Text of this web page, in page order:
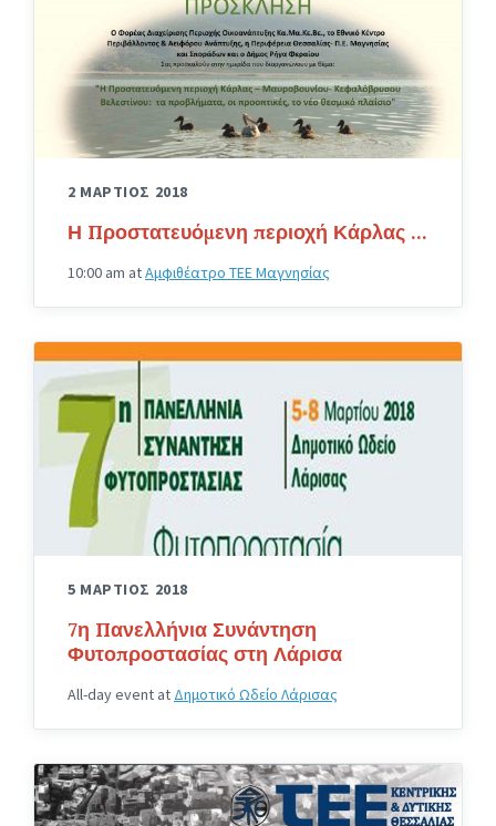
2 ΜΑΡΤΙΟΣ 2018
Η Προστατευόμενη περιοχή Κάρλας …
10:00 am atΑμφιθέατρο ΤΕΕ Μαγνησίας
5 ΜΑΡΤΙΟΣ 2018
7η Πανελλήνια Συνάντηση
Φυτοπροστασίας στη Λάρισα
All-day event at Δημοτικό Ωδείο Λάρισας